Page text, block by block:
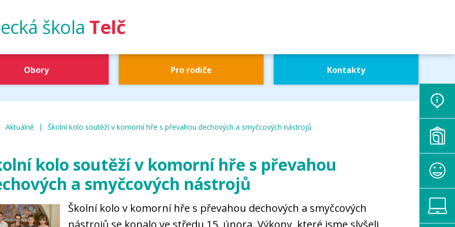
škola Telč
Obory Pro rodiče Kontakty
Telč
Aktuálně | Školní kolo soutěží v komorní hře s převahou dechových a smyčcových nástrojů
kolo soutěží v komorní hře s převahou
a smyčcových nástrojů
Školní kolo v komorní hře s převahou dechových a smyčcových
nástrojů se konalo ve středu 15. února. Výkony, které jsme slyšeli,